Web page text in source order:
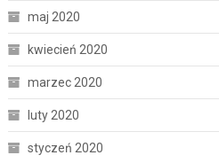
maj 2020
kwiecień 2020
marzec 2020
luty 2020
styczeń 2020